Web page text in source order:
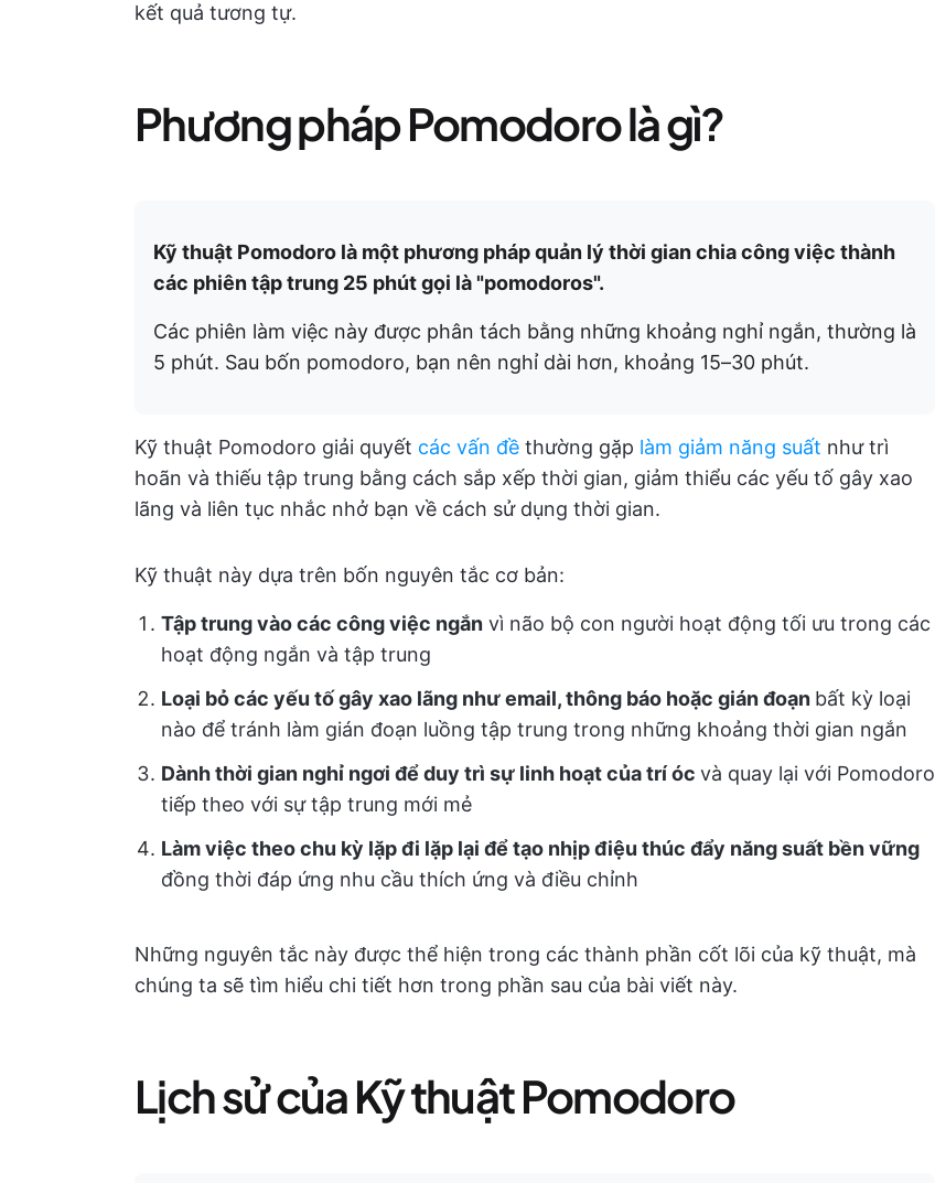
kết quả tương tự.
Phương pháp Pomodoro là gì?
Kỹ thuật Pomodoro là một phương pháp quản lý thời gian chia công việc thành
các phiên tập trung 25 phút gọi là "pomodoros".
Các phiên làm việc này được phân tách bằng những khoảng nghỉ ngắn, thường là
5 phút. Sau bốn pomodoro, bạn nên nghỉ dài hơn, khoảng 15–30 phút.
Kỹ thuật Pomodoro giải quyết các vấn đề thường gặp làm giảm năng suất như trì
hoãn và thiếu tập trung bằng cách sắp xếp thời gian, giảm thiểu các yếu tố gây xao
lãng và liên tục nhắc nhở bạn về cách sử dụng thời gian.
Kỹ thuật này dựa trên bốn nguyên tắc cơ bản:
Tập trung vào các công việc ngắn vì não bộ con người hoạt động tối ưu trong các
hoạt động ngắn và tập trung
Loại bỏ các yếu tố gây xao lãng như email, thông báo hoặc gián đoạn bất kỳ loại
nào để tránh làm gián đoạn luồng tập trung trong những khoảng thời gian ngắn
Dành thời gian nghỉ ngơi để duy trì sự linh hoạt của trí óc và quay lại với Pomodoro
tiếp theo với sự tập trung mới mẻ
Làm việc theo chu kỳ lặp đi lặp lại để tạo nhịp điệu thúc đẩy năng suất bền vững
đồng thời đáp ứng nhu cầu thích ứng và điều chỉnh
Những nguyên tắc này được thể hiện trong các thành phần cốt lõi của kỹ thuật, mà
chúng ta sẽ tìm hiểu chi tiết hơn trong phần sau của bài viết này.
Lịch sử của Kỹ thuật Pomodoro